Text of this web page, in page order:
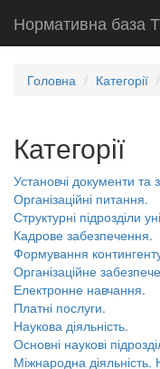
Нормативна база
Головна Категорії
Категорії
Установчі документи
Організаційні питання.
Структурні підрозділи
Кадрове забезпечення.
Формування
Організаційне
Електронне навчання.
Платні послуги.
Наукова діяльність.
Основні наукові
Міжнародна